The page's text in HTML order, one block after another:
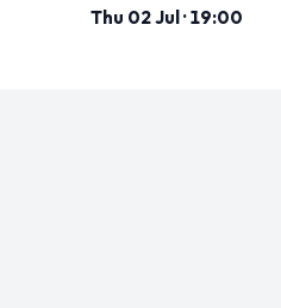
Thu 02 Jul · 19:00